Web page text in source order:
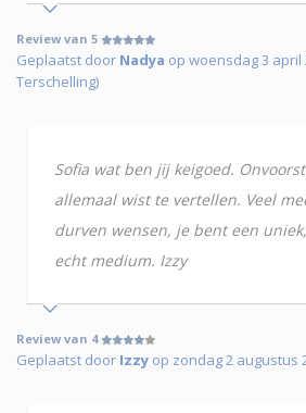
Review van 5
Geplaatst door Nadya op woensdag 3 april
Terschelling)
Sofia wat ben jij keigoed.
allemaal wist te vertellen. Veel
durven wensen, je bent een
echt medium. Izzy
Review van 4
Geplaatst door Izzy op zondag 2 augustus